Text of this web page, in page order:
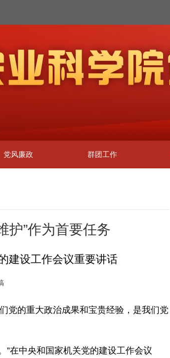
党风廉政 群团工作
护”作为首要任务
建设工作会议重要讲话
的重大政治成果和宝贵经验，是我们党
在中央和国家机关党的建设工作会议